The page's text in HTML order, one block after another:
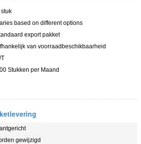
stuk
based on different options
export pakket
van voorraadbeschikbaarheid
T
Stukken per Maand
gewijzigd